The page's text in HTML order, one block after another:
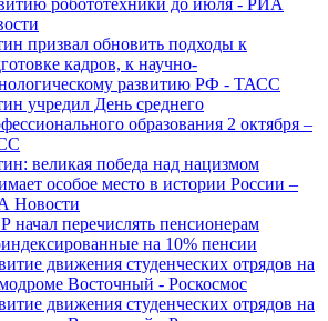
робототехники до июля - РИА
призвал обновить подходы к
кадров, к научно-
развитию РФ - ТАСС
учредил День среднего
образования 2 октября –
великая победа над нацизмом
особое место в истории России –
Новости
начал перечислять пенсионерам
на 10% пенсии
движения студенческих отрядов на
Восточный - Роскосмос
движения студенческих отрядов на